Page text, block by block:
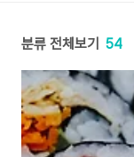
분류 전체보기 54